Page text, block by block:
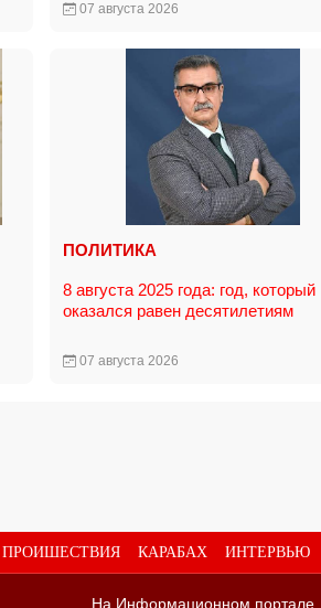
07 августа 2026
ПОЛИТИКА
8 августа 2025 года: год, который
оказался равен десятилетиям
07 августа 2026
ПРОИШЕСТВИЯ КАРАБАХ ИНТЕРВЬЮ
На Информационном портале